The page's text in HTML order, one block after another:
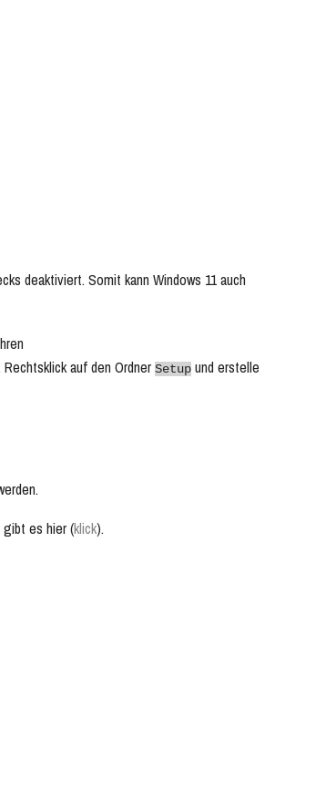
deaktiviert. Somit kann Windows 11 auch
auf den Ordner Setup und erstelle
es hier (klick).